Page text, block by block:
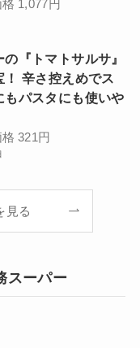
1,077円
『トマトサルサ』
！ 辛さ控えめでス
もパスタにも使いや
321円
見る
スーパー